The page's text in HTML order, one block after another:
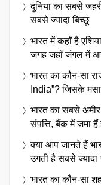
दुनिया का सबसे
सबसे ज्यादा बिच्छू
भारत में कहाँ है
जगह जहाँ जंगल में
भारत का कौन-सा
India”? जिसके
भारत का सबसे
संपत्ति, बैंक में जमा हैं
क्या आप जानते हैं
उगती है सबसे ज्यादा
भारत का कौन-सा